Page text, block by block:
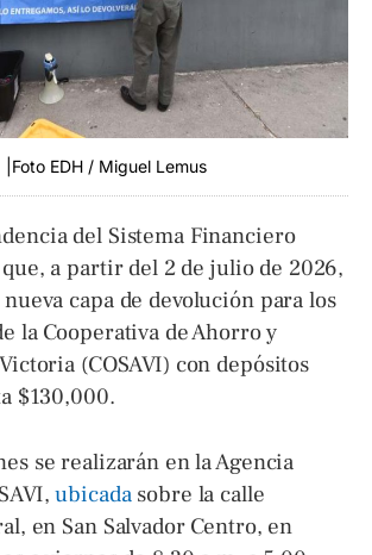
|Foto EDH / Miguel Lemus
del Sistema Financiero
que, a partir del 2 de julio de 2026,
capa de devolución para los
la Cooperativa de Ahorro y
(COSAVI) con depósitos
$130,000.
se realizarán en la Agencia
ubicada sobre la calle
en San Salvador Centro, en